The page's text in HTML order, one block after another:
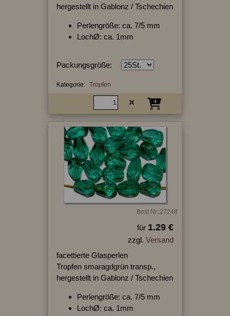
hergestellt in Gablonz / Tschechien
Perlengröße: ca. 7/5 mm
LochØ: ca. 1mm
Packungsgröße:
Kategorie: Tropfen
Best.Nr.:27248
für 1.29 €
zzgl. Versand
facettierte Glasperlen
Tropfen smaragdgrün transp.,
hergestellt in Gablonz / Tschechien
Perlengröße: ca. 7/5 mm
LochØ: ca. 1mm